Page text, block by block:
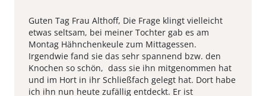
Guten Tag Frau Althoff, Die Frage klingt vielleicht
etwas seltsam, bei meiner Tochter gab es am
Montag Hähnchenkeule zum Mittagessen.
Irgendwie fand sie das sehr spannend bzw. den
Knochen so schön, dass sie ihn mitgenommen hat
und im Hort in ihr Schließfach gelegt hat. Dort habe
ich ihn nun heute zufällig entdeckt. Er ist